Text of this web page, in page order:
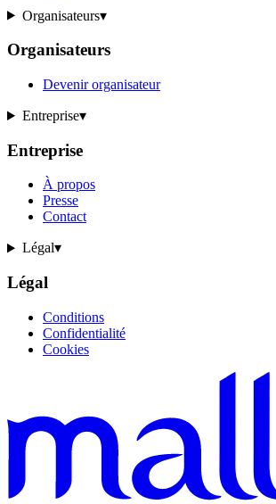
Organisateurs▾
Organisateurs
Devenir organisateur
Entreprise▾
Entreprise
À propos
Presse
Contact
Légal▾
Légal
Conditions
Confidentialité
Cookies